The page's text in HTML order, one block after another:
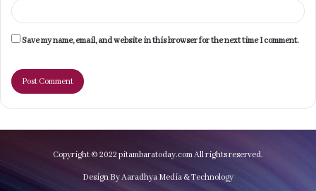
Save my name, email, and website in this browser for the next time I comment.
Copyright © 2022 pitambaratoday.com All rights reserved.
Design By Aaradhya Media & Technology